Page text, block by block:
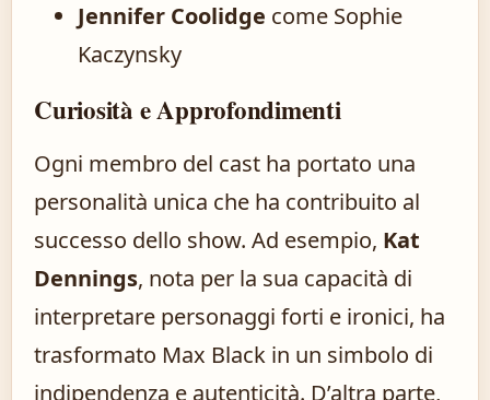
Jennifer Coolidge come Sophie
Kaczynsky
Curiosità e Approfondimenti
Ogni membro del cast ha portato una
personalità unica che ha contribuito al
successo dello show. Ad esempio, Kat
Dennings, nota per la sua capacità di
interpretare personaggi forti e ironici, ha
trasformato Max Black in un simbolo di
indipendenza e autenticità. D’altra parte,